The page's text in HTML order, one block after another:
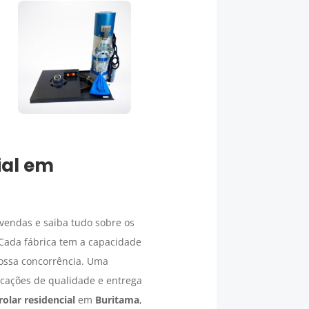
em
e saiba tudo sobre os
fábrica tem a capacidade
concorrência. Uma
de qualidade e entrega
residencialem Buritama,